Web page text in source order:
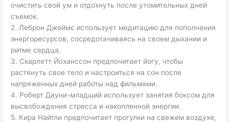
очистить свой ум и отдохнуть после утомительных дней
съемок.
2. Леброн Джеймс использует медитацию для пополнения
энергоресурсов, сосредотачиваясь на своем дыхании и
ритме сердца.
3. Скарлетт Йоханссон предпочитает йогу, чтобы
растянуть свое тело и настроиться на сон после
напряженных дней работы над фильмами.
4. Роберт Дауни-младший использует занятия боксом для
высвобождения стресса и накопленной энергии.
5. Кира Найтли предпочитает прогулки на свежем воздухе,